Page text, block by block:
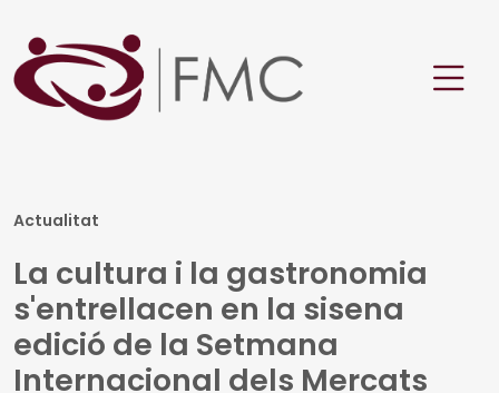
Actualitat
La cultura i la gastronomia
s'entrellacen en la sisena
edició de la Setmana
Internacional dels Mercats